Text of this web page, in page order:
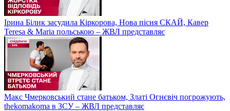
Ірина Білик засудила Кіркорова, Нова пісня СКАЙ, Кавер
Teresa & Maria польською – ЖВЛ представляє
Макс Чмерковський стане батьком, Златі Огнєвіч погрожують,
thekomakoma в ЗСУ – ЖВЛ представляє